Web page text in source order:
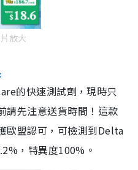
放大
的快速測試劑，現時只
請先注意送貨時間！這款
歐盟認可，可檢測到Delta
，特異度100%。